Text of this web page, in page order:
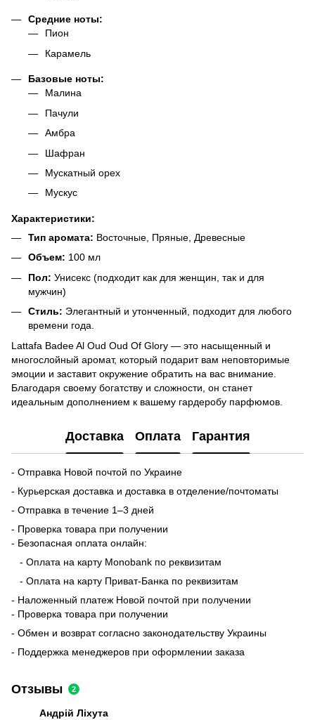
Средние ноты:
Пион
Карамель
Базовые ноты:
Малина
Пачули
Амбра
Шафран
Мускатный орех
Мускус
Характеристики:
Тип аромата: Восточные, Пряные, Древесные
Объем: 100 мл
Пол: Унисекс (подходит как для женщин, так и для
мужчин)
Стиль: Элегантный и утонченный, подходит для любого
времени года.
Lattafa Badee Al Oud Oud Of Glory — это насыщенный и
многослойный аромат, который подарит вам неповторимые
эмоции и заставит окружение обратить на вас внимание.
Благодаря своему богатству и сложности, он станет
идеальным дополнением к вашему гардеробу парфюмов.
Доставка Оплата Гарантия
- Отправка Новой почтой по Украине
- Курьерская доставка и доставка в отделение/почтоматы
- Отправка в течение 1–3 дней
- Проверка товара при получении
- Безопасная оплата онлайн:
- Оплата на карту Monobank по реквизитам
- Оплата на карту Приват-Банка по реквизитам
- Наложенный платеж Новой почтой при получении
- Проверка товара при получении
- Обмен и возврат согласно законодательству Украины
- Поддержка менеджеров при оформлении заказа
Отзывы 2
Андрій Ліхута